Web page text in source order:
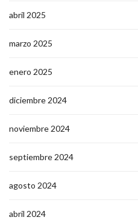
abril 2025
marzo 2025
enero 2025
diciembre 2024
noviembre 2024
septiembre 2024
agosto 2024
abril 2024